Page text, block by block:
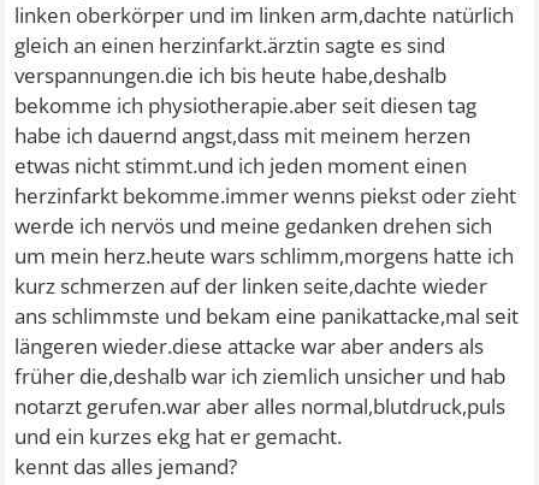
linken oberkörper und im linken arm,dachte natürlich
gleich an einen herzinfarkt.ärztin sagte es sind
verspannungen.die ich bis heute habe,deshalb
bekomme ich physiotherapie.aber seit diesen tag
habe ich dauernd angst,dass mit meinem herzen
etwas nicht stimmt.und ich jeden moment einen
herzinfarkt bekomme.immer wenns piekst oder zieht
werde ich nervös und meine gedanken drehen sich
um mein herz.heute wars schlimm,morgens hatte ich
kurz schmerzen auf der linken seite,dachte wieder
ans schlimmste und bekam eine panikattacke,mal seit
längeren wieder.diese attacke war aber anders als
früher die,deshalb war ich ziemlich unsicher und hab
notarzt gerufen.war aber alles normal,blutdruck,puls
und ein kurzes ekg hat er gemacht.
kennt das alles jemand?